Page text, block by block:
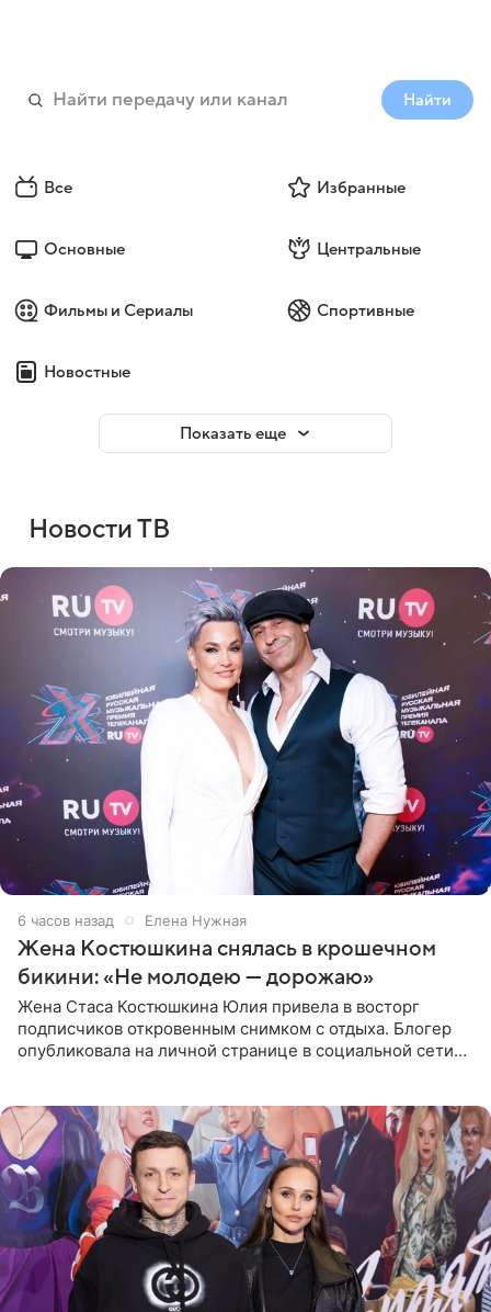
Найти
Все Избранные
Основные Центральные
Фильмы и Сериалы Спортивные
Новостные
Показать еще
Новости ТВ
6 часов назад Елена Нужная
Жена Костюшкина снялась в крошечном
бикини: «Не молодею — дорожаю»
Жена Стаса Костюшкина Юлия привела в восторг
подписчиков откровенным снимком с отдыха. Блогер
опубликовала на личной странице в социальной сети